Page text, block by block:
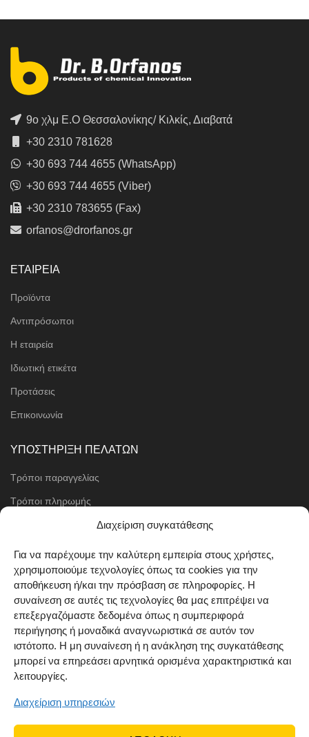
Διαχείριση συγκατάθεσης
Για να παρέχουμε την καλύτερη εμπειρία στους χρήστες,
χρησιμοποιούμε τεχνολογίες όπως τα cookies για την
αποθήκευση ή/και την πρόσβαση σε πληροφορίες. Η
συναίνεση σε αυτές τις τεχνολογίες θα μας επιτρέψει να
επεξεργαζόμαστε δεδομένα όπως η συμπεριφορά
περιήγησης ή μοναδικά αναγνωριστικά σε αυτόν τον
ιστότοπο. Η μη συναίνεση ή η ανάκληση της συγκατάθεσης
μπορεί να επηρεάσει αρνητικά ορισμένα χαρακτηριστικά και
λειτουργίες.
Διαχείριση υπηρεσιών
9ο χλμ Ε.Ο Θεσσαλονίκης/ Κιλκίς, Διαβατά
+30 2310 781628
+30 693 744 4655 (WhatsApp)
+30 693 744 4655 (Viber)
+30 2310 783655 (Fax)
orfanos@drorfanos.gr
ΕΤΑΙΡΕΙΑ
Προϊόντα
Αντιπρόσωποι
Η εταιρεία
Ιδιωτική ετικέτα
Προτάσεις
Επικοινωνία
ΥΠΟΣΤΗΡΙΞΗ ΠΕΛΑΤΩΝ
Τρόποι παραγγελίας
Τρόποι πληρωμής
Μέθοδοι αποστολής
Όροι χρήσης
Cookie Policy (EU)
ΑΚΟΛΟΥΘΗΣΤΕ ΜΑΣ